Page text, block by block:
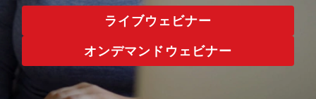
ライブウェビナー
オンデマンドウェビナー